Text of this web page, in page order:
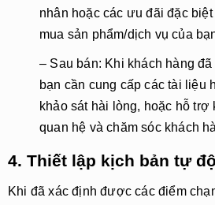
nhân hoặc các ưu đãi đặc
mua sản phẩm/dịch vụ của
– Sau bán: Khi khách hàng
bạn cần cung cấp các tài liệu
khảo sát hài lòng, hoặc hỗ trợ
quan hệ và chăm sóc khách
4. Thiết lập kịch bản tự
Khi đã xác định được các điểm